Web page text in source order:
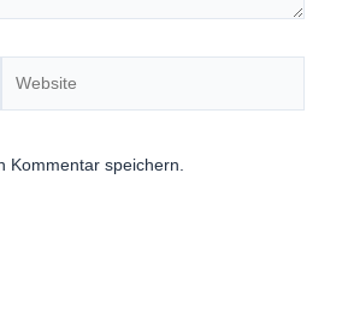
Kommentar speichern.